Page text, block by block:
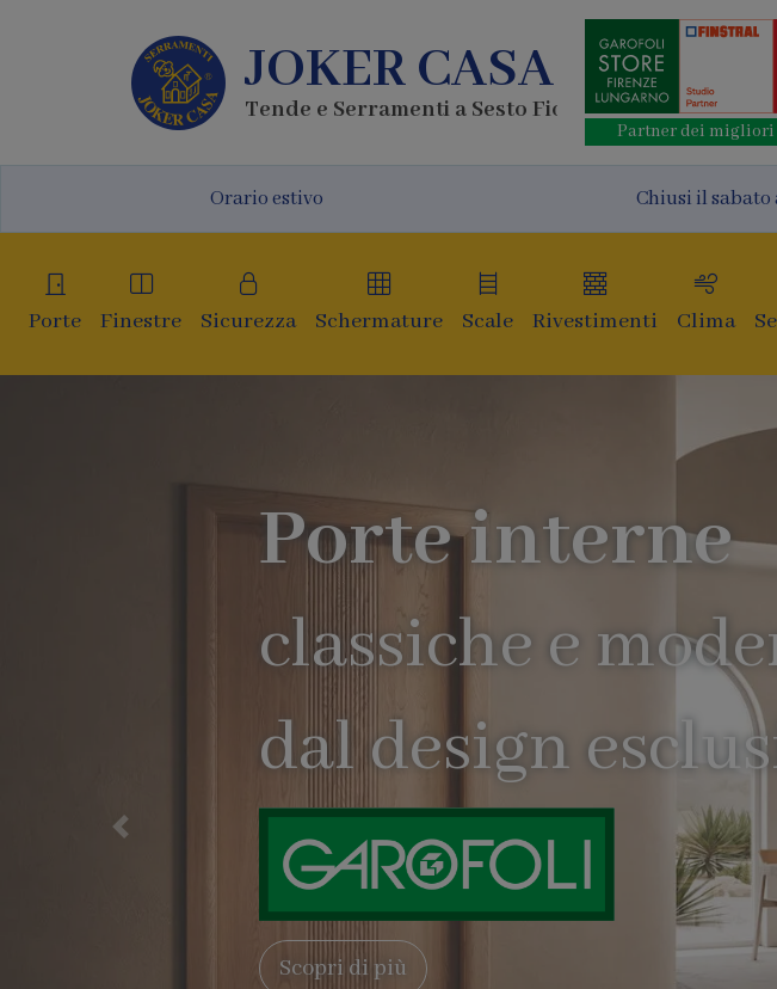
JOKER CASA
Tende e Serramenti a Sesto Fiorentino
Partner dei
Orario estivo Chiusi il sabato
Porte Finestre Sicurezza Schermature Scale Rivestimenti Clima
Precedente